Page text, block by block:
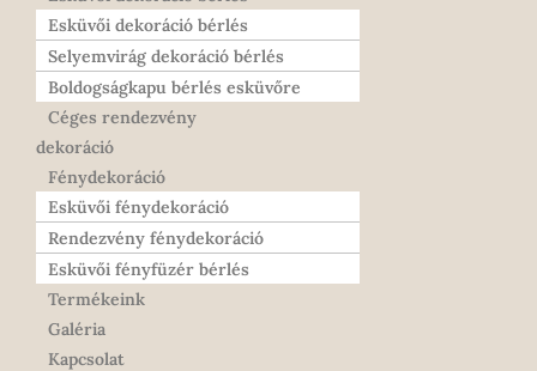
Esküvői dekoráció bérlés
Selyemvirág dekoráció bérlés
Boldogságkapu bérlés esküvőre
Céges rendezvény
dekoráció
Fénydekoráció
Esküvői fénydekoráció
Rendezvény fénydekoráció
Esküvői fényfüzér bérlés
Termékeink
Galéria
Kapcsolat